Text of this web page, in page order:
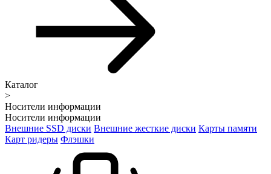
Каталог
>
Носители информации
Носители информации
Внешние SSD диски Внешние жесткие диски Карты памяти
Карт ридеры Флэшки